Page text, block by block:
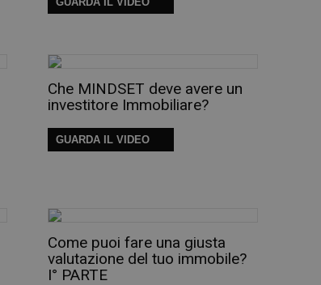
Che MINDSET deve avere un
investitore Immobiliare?
GUARDA IL VIDEO
Come puoi fare una giusta
valutazione del tuo immobile?
I° PARTE